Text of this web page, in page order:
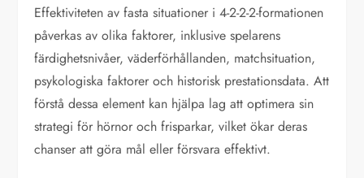
Effektiviteten av fasta situationer i 4-2-2-2-formationen
påverkas av olika faktorer, inklusive spelarens
färdighetsnivåer, väderförhållanden, matchsituation,
psykologiska faktorer och historisk prestationsdata. Att
förstå dessa element kan hjälpa lag att optimera sin
strategi för hörnor och frisparkar, vilket ökar deras
chanser att göra mål eller försvara effektivt.